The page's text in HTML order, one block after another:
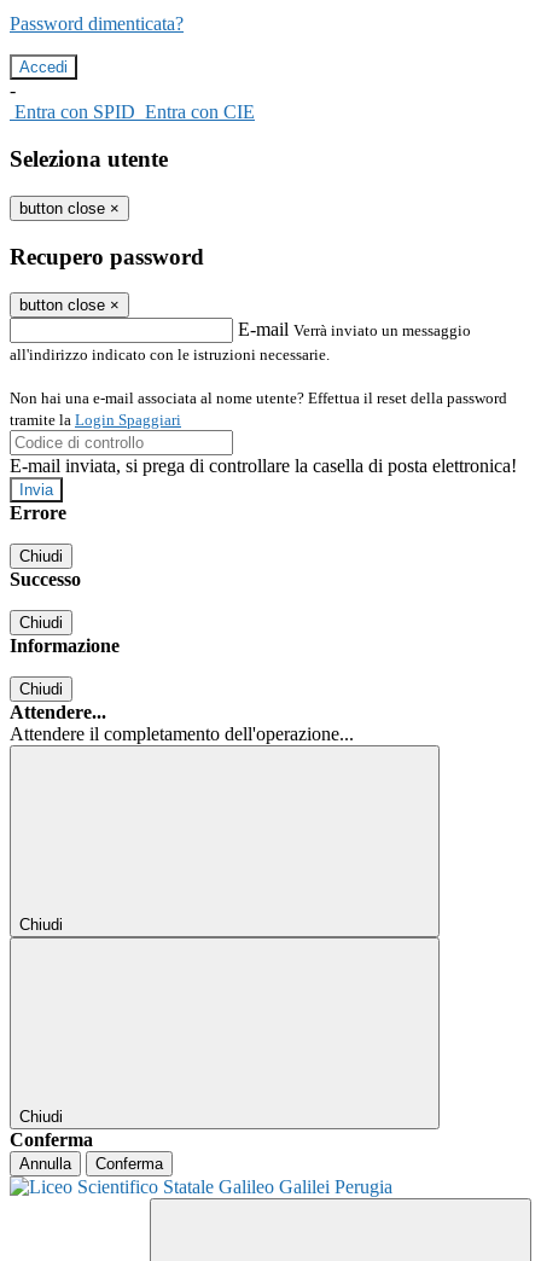
Password dimenticata?
-
Entra con SPID Entra con CIE
Seleziona utente
button close ×
Recupero password
button close ×
E-mail Verrà inviato un messaggio
all'indirizzo indicato con le istruzioni necessarie.
Non hai una e-mail associata al nome utente? Effettua il reset della password
tramite la Login Spaggiari
E-mail inviata, si prega di controllare la casella di posta elettronica!
Errore
Chiudi
Successo
Chiudi
Informazione
Chiudi
Attendere...
Attendere il completamento dell'operazione...
Chiudi
Chiudi
Conferma
Annulla Conferma